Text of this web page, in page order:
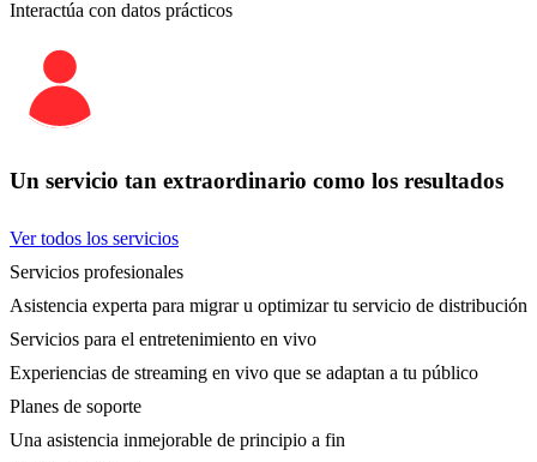
Interactúa con datos prácticos
Un servicio tan extraordinario como los resultados
Ver todos los servicios
Servicios profesionales
Asistencia experta para migrar u optimizar tu servicio de distribución
Servicios para el entretenimiento en vivo
Experiencias de streaming en vivo que se adaptan a tu público
Planes de soporte
Una asistencia inmejorable de principio a fin